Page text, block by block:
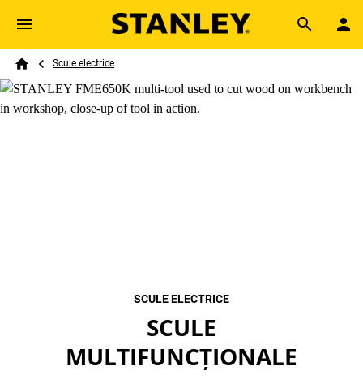
Skip to main content
Search
Breadcrumb
Scule electrice
SCULE ELECTRICE
SCULE
MULTIFUNCȚIONALE